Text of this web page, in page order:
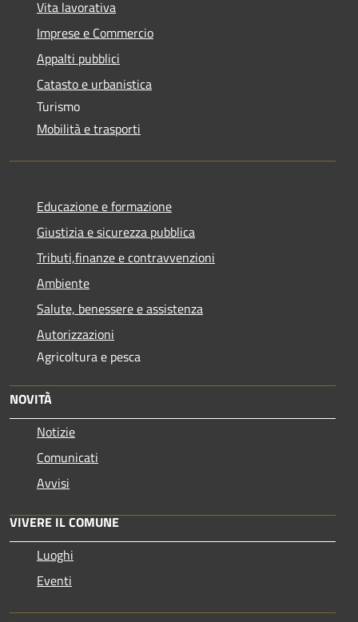
Vita lavorativa
Imprese e Commercio
Appalti pubblici
Catasto e urbanistica
Turismo
Mobilità e trasporti
Educazione e formazione
Giustizia e sicurezza pubblica
Tributi,finanze e contravvenzioni
Ambiente
Salute, benessere e assistenza
Autorizzazioni
Agricoltura e pesca
NOVITÀ
Notizie
Comunicati
Avvisi
VIVERE IL COMUNE
Luoghi
Eventi